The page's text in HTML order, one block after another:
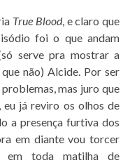
True Blood, e claro que
foi o que andam
serve pra mostrar a
não) Alcide. Por ser
mas juro que
eu já reviro os olhos de
a presença furtiva dos
em diante vou torcer
em toda matilha de